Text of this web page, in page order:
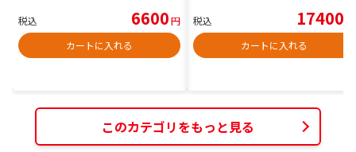
税込 6600円
カートに入れる
税込 17400
カートに入れる
このカテゴリをもっと見る